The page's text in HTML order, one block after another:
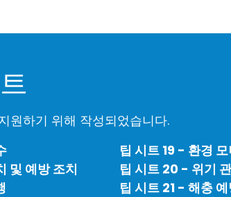
원하기 위해 작성되었습니다.
및 예방 조치
팁 시트 19 - 환경
팁 시트 20 - 위기
팁 시트 21 - 해충